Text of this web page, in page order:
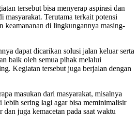
tersebut bisa menyerap aspirasi dan
masyarakat. Terutama terkait potensi
keamananan di lingkungannya masing-
dapat dicarikan solusi jalan keluar serta
baik oleh semua pihak melalui
Kegiatan tersebut juga berjalan dengan
masukan dari masyarakat, misalnya
lebih sering lagi agar bisa meminimalisir
juga kemacetan pada saat waktu